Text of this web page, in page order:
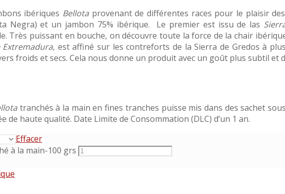
ibériques Bellota provenant de différentes races pour le plaisir
Negra) et un jambon 75% ibérique. Le premier est issu de las
Très puissant en bouche, on découvre toute la force de la chair
Extremadura, est affiné sur les contreforts de la Sierra de Gredos à
froids et secs. Cela nous donne un produit avec un goût plus subtil et
tranchés à la main en fines tranches puisse mis dans des sachet
haute qualité. Date Limite de Consommation (DLC) d’un 1 an.
Effacer
à la main-100 grs